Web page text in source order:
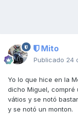
Mito
Publicado 24
Yo lo que hice en la
dicho Miguel, compré
vátios y se notó
y se notó un monton.